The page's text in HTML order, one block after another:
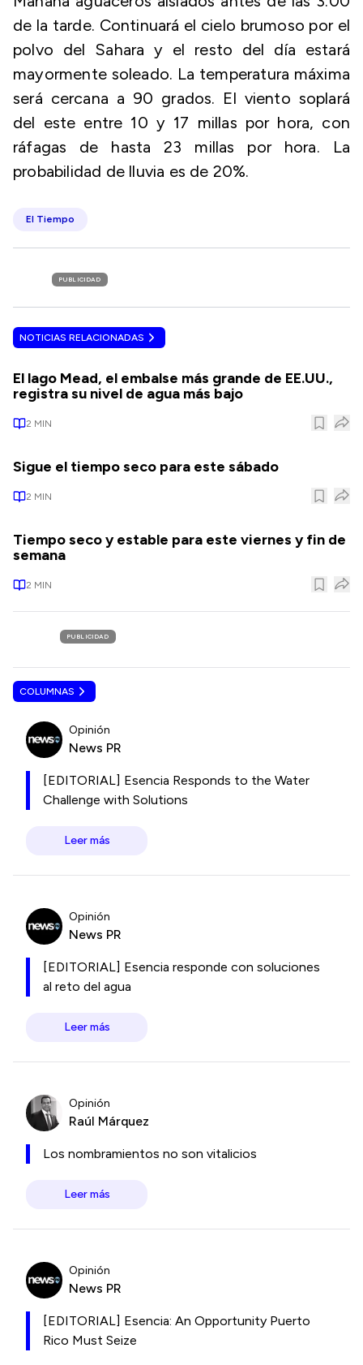
de la tarde. Continuará el cielo brumoso por el
polvo del Sahara y el resto del día estará
mayormente soleado. La temperatura máxima
será cercana a 90 grados. El viento soplará
del este entre 10 y 17 millas por hora, con
ráfagas de hasta 23 millas por hora. La
probabilidad de lluvia es de 20%.
El Tiempo
PUBLICIDAD
NOTICIAS RELACIONADAS
El lago Mead, el embalse más grande de EE.UU.,
registra su nivel de agua más bajo
2 MIN
Sigue el tiempo seco para este sábado
2 MIN
Tiempo seco y estable para este viernes y fin de
semana
2 MIN
PUBLICIDAD
COLUMNAS
Opinión
News PR
[EDITORIAL] Esencia Responds to the Water
Challenge with Solutions
Leer más
Opinión
News PR
[EDITORIAL] Esencia responde con soluciones
al reto del agua
Leer más
Opinión
Raúl Márquez
Los nombramientos no son vitalicios
Leer más
Opinión
News PR
[EDITORIAL] Esencia: An Opportunity Puerto
Rico Must Seize